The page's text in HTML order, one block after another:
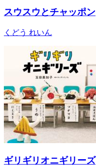
スウスウとチャッポン
くどう れいん
ギリギリオニギリーズ